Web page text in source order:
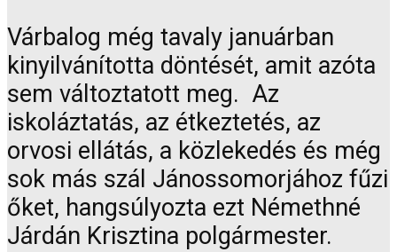
Várbalog még tavaly januárban
kinyilvánította döntését, amit azóta
sem változtatott meg. Az
iskoláztatás, az étkeztetés, az
orvosi ellátás, a közlekedés és még
sok más szál Jánossomorjához fűzi
őket, hangsúlyozta ezt Némethné
Járdán Krisztina polgármester.